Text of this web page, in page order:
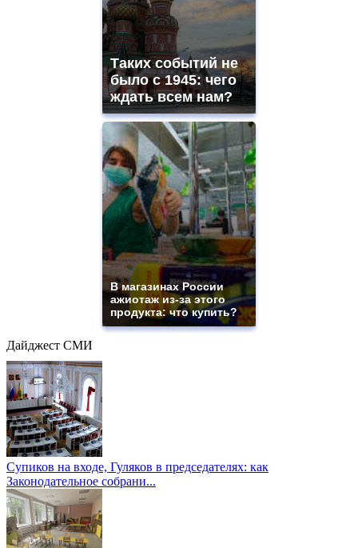
Таких событий не
было с 1945: чего
ждать всем нам?
В магазинах России
ажиотаж из-за этого
продукта: что купить?
Дайджест СМИ
Супиков на входе, Гуляков в председателях: как
Законодательное собрани...